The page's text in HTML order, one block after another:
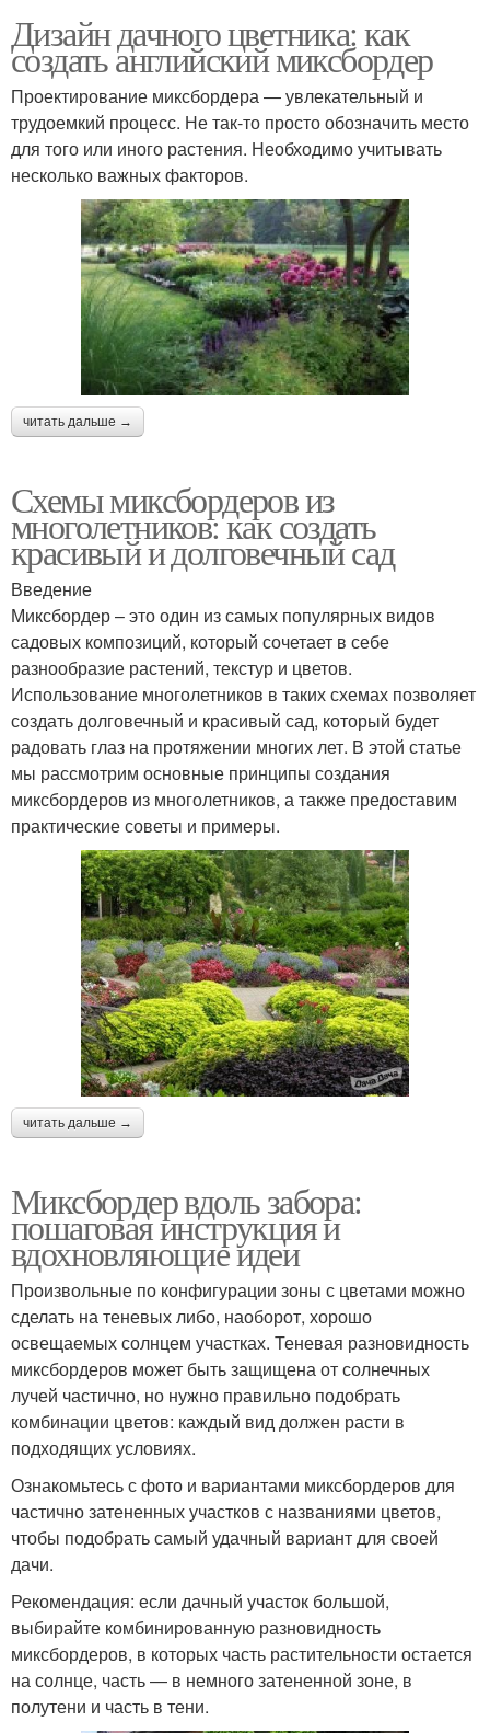
Дизайн дачного цветника: как
создать английский миксбордер
Проектирование миксбордера ― увлекательный и
трудоемкий процесс. Не так-то просто обозначить место
для того или иного растения. Необходимо учитывать
несколько важных факторов.
читать дальше →
Схемы миксбордеров из
многолетников: как создать
красивый и долговечный сад
Введение
Миксбордер – это один из самых популярных видов
садовых композиций, который сочетает в себе
разнообразие растений, текстур и цветов.
Использование многолетников в таких схемах позволяет
создать долговечный и красивый сад, который будет
радовать глаз на протяжении многих лет. В этой статье
мы рассмотрим основные принципы создания
миксбордеров из многолетников, а также предоставим
практические советы и примеры.
читать дальше →
Миксбордер вдоль забора:
пошаговая инструкция и
вдохновляющие идеи
Произвольные по конфигурации зоны с цветами можно
сделать на теневых либо, наоборот, хорошо
освещаемых солнцем участках. Теневая разновидность
миксбордеров может быть защищена от солнечных
лучей частично, но нужно правильно подобрать
комбинации цветов: каждый вид должен расти в
подходящих условиях.
Ознакомьтесь с фото и вариантами миксбордеров для
частично затененных участков с названиями цветов,
чтобы подобрать самый удачный вариант для своей
дачи.
Рекомендация: если дачный участок большой,
выбирайте комбинированную разновидность
миксбордеров, в которых часть растительности остается
на солнце, часть — в немного затененной зоне, в
полутени и часть в тени.